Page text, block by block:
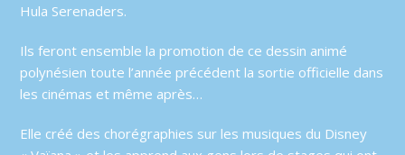
Hula Serenaders.
Ils feront ensemble la promotion de ce dessin animé
polynésien toute l’année précédent la sortie officielle dans
les cinémas et même après…
Elle créé des chorégraphies sur les musiques du Disney